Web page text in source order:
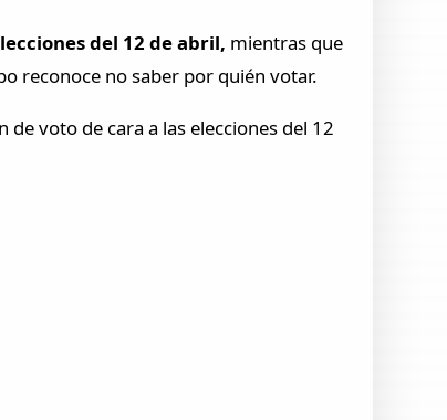
del 12 de abril, mientras que
reconoce no saber por quién votar.
voto de cara a las elecciones del 12